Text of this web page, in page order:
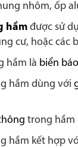
nhôm, ốp
hầm được sử
cư, hoặc các
hầm là biển
hầm dùng với
trong hầm
hầm kết hợp